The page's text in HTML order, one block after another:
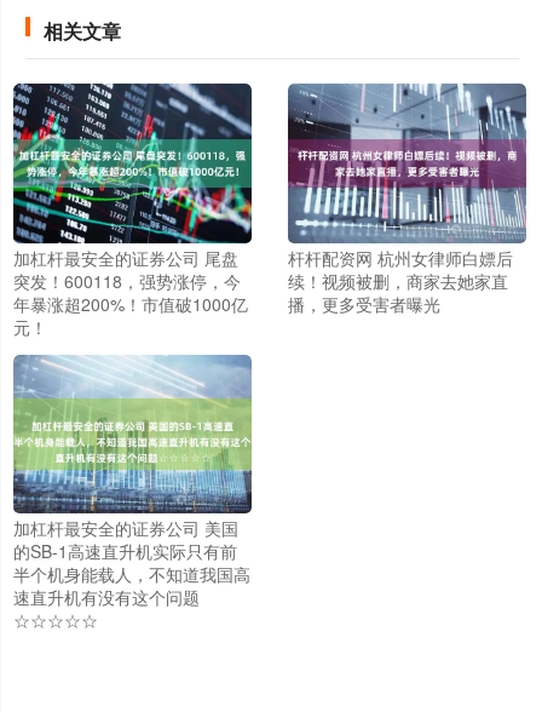
相关文章
加杠杆最安全的证券公司 尾盘
突发！600118，强势涨停，今
年暴涨超200%！市值破1000亿
元！
杆杆配资网 杭州女律师白嫖后
续！视频被删，商家去她家直
播，更多受害者曝光
加杠杆最安全的证券公司 美国
的SB-1高速直升机实际只有前
半个机身能载人，不知道我国高
速直升机有没有这个问题
☆☆☆☆☆